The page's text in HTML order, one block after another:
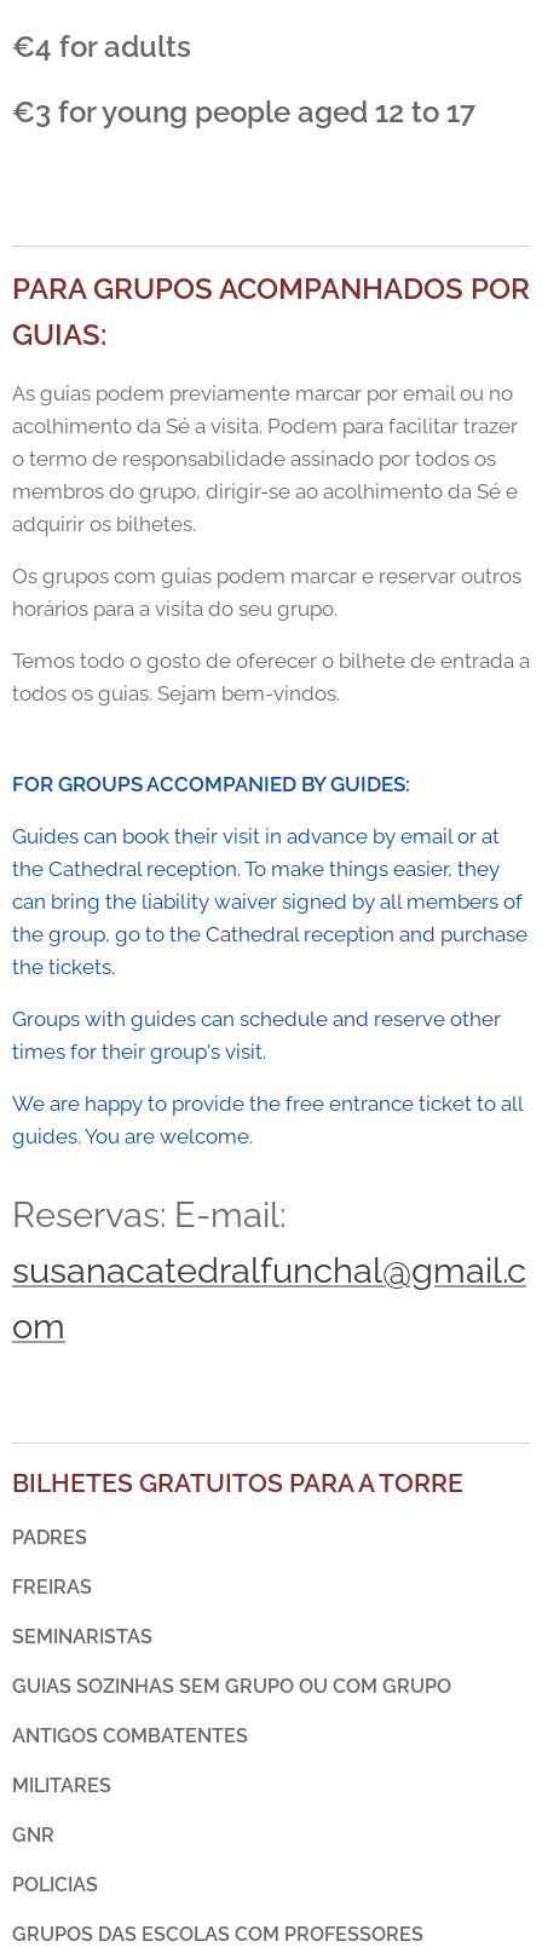
€4 for adults
€3 for young people aged 12 to 17
PARA GRUPOS ACOMPANHADOS POR
GUIAS:
As guias podem previamente marcar por email ou no
acolhimento da Sé a visita. Podem para facilitar trazer
o termo de responsabilidade assinado por todos os
membros do grupo, dirigir-se ao acolhimento da Sé e
adquirir os bilhetes.
Os grupos com guias podem marcar e reservar outros
horários para a visita do seu grupo.
Temos todo o gosto de oferecer o bilhete de entrada a
todos os guias. Sejam bem-vindos.
FOR GROUPS ACCOMPANIED BY GUIDES:
Guides can book their visit in advance by email or at
the Cathedral reception. To make things easier, they
can bring the liability waiver signed by all members of
the group, go to the Cathedral reception and purchase
the tickets.
Groups with guides can schedule and reserve other
times for their group's visit.
We are happy to provide the free entrance ticket to all
guides. You are welcome.
Reservas: E-mail:
susanacatedralfunchal@gmail.c
om
BILHETES GRATUITOS PARA A TORRE
PADRES
FREIRAS
SEMINARISTAS
GUIAS SOZINHAS SEM GRUPO OU COM GRUPO
ANTIGOS COMBATENTES
MILITARES
GNR
POLICIAS
GRUPOS DAS ESCOLAS COM PROFESSORES